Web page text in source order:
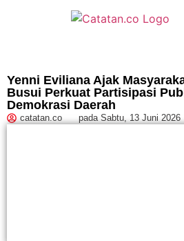
Yenni Eviliana Ajak
Busui Perkuat Partisipasi
Demokrasi Daerah
catatan.co pada Sabtu, 13 Juni 2026